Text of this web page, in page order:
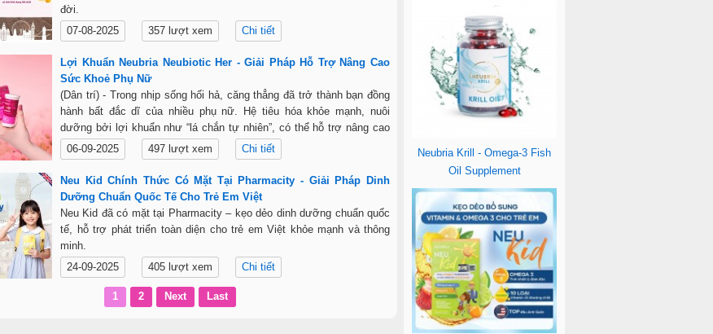
đời.
07-08-2025
357 lượt xem Chi tiết
Lợi Khuẩn Neubria Neubiotic Her - Giải Pháp Hỗ Trợ Nâng Cao
Sức Khoẻ Phụ Nữ
(Dân trí) - Trong nhịp sống hối hả, căng thẳng đã trở thành bạn đồng
hành bất đắc dĩ của nhiều phụ nữ. Hệ tiêu hóa khỏe mạnh, nuôi
dưỡng bởi lợi khuẩn như “lá chắn tự nhiên”, có thể hỗ trợ nâng cao
thể trạng, mang lại sự tự tin cho cho phái đẹp.
06-09-2025 497 lượt xem Chi tiết
Neu Kid Chính Thức Có Mặt Tại Pharmacity - Giải Pháp Dinh
Dưỡng Chuẩn Quốc Tế Cho Trẻ Em Việt
Neu Kid đã có mặt tại Pharmacity – kẹo dẻo dinh dưỡng chuẩn quốc
tế, hỗ trợ phát triển toàn diện cho trẻ em Việt khỏe mạnh và thông
minh.
24-09-2025
405 lượt xem Chi tiết
1 2 Next Last
Neubria Krill - Omega-3 Fish
Oil Supplement